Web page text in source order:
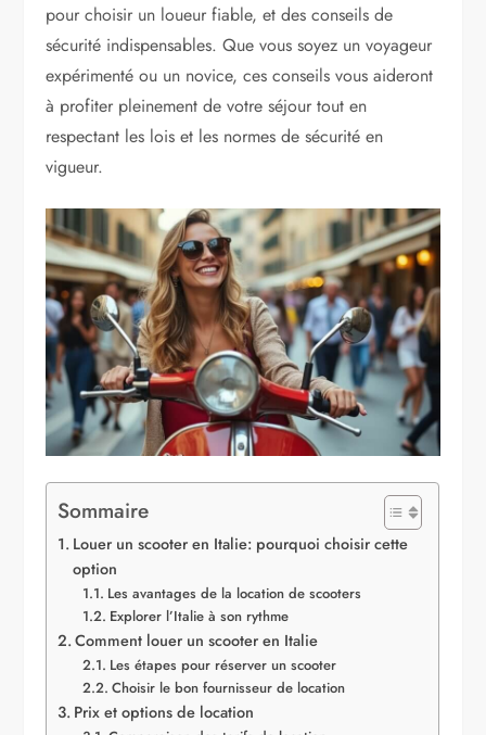
pour choisir un loueur fiable, et des conseils de
sécurité indispensables. Que vous soyez un voyageur
expérimenté ou un novice, ces conseils vous aideront
à profiter pleinement de votre séjour tout en
respectant les lois et les normes de sécurité en
vigueur.
Sommaire
Louer un scooter en Italie: pourquoi choisir cette
option
Les avantages de la location de scooters
Explorer l’Italie à son rythme
Comment louer un scooter en Italie
Les étapes pour réserver un scooter
Choisir le bon fournisseur de location
Prix et options de location